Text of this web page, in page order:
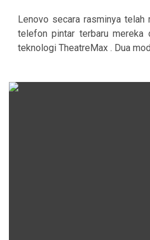
Lenovo secara rasminya telah
telefon pintar terbaru mereka
teknologi TheatreMax . Dua